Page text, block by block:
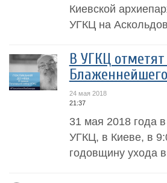
Киевской
УГКЦ на
В УГКЦ
24 мая 2018
21:37
31 мая 2018 года
УГКЦ, в Киеве, в
годовщину ухода